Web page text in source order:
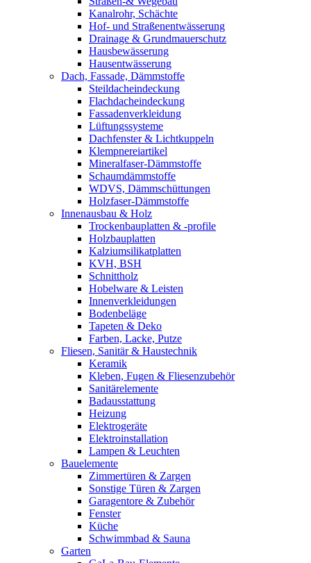
Kanalrohr, Schächte
Hof- und Straßenentwässerung
Drainage & Grundmauerschutz
Hausbewässerung
Hausentwässerung
Dach, Fassade, Dämmstoffe
Steildacheindeckung
Flachdacheindeckung
Fassadenverkleidung
Lüftungssysteme
Dachfenster & Lichtkuppeln
Klempnereiartikel
Mineralfaser-Dämmstoffe
Schaumdämmstoffe
WDVS, Dämmschüttungen
Holzfaser-Dämmstoffe
Innenausbau & Holz
Trockenbauplatten & -profile
Holzbauplatten
Kalziumsilikatplatten
KVH, BSH
Schnittholz
Hobelware & Leisten
Innenverkleidungen
Bodenbeläge
Tapeten & Deko
Farben, Lacke, Putze
Fliesen, Sanitär & Haustechnik
Keramik
Kleben, Fugen & Fliesenzubehör
Sanitärelemente
Badausstattung
Heizung
Elektrogeräte
Elektroinstallation
Lampen & Leuchten
Bauelemente
Zimmertüren & Zargen
Sonstige Türen & Zargen
Garagentore & Zubehör
Fenster
Küche
Schwimmbad & Sauna
Garten